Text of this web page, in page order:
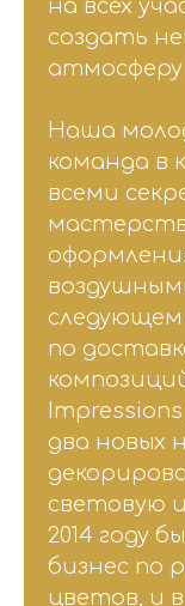
на всех
создать
Наша
команда в
всеми
по
два новых
световую
2014 году
бизнес по
цветов, и